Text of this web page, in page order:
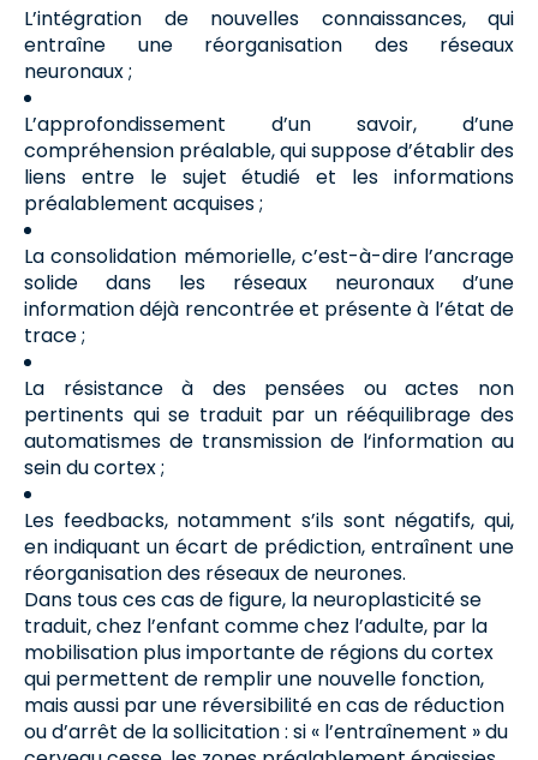
L’intégration de nouvelles connaissances, qui
entraîne une réorganisation des réseaux
neuronaux ;
L’approfondissement d’un savoir, d’une
compréhension préalable, qui suppose d’établir des
liens entre le sujet étudié et les informations
préalablement acquises ;
La consolidation mémorielle, c’est-à-dire l’ancrage
solide dans les réseaux neuronaux d’une
information déjà rencontrée et présente à l’état de
trace ;
La résistance à des pensées ou actes non
pertinents qui se traduit par un rééquilibrage des
automatismes de transmission de l‘information au
sein du cortex ;
Les feedbacks, notamment s’ils sont négatifs, qui,
en indiquant un écart de prédiction, entraînent une
réorganisation des réseaux de neurones.
Dans tous ces cas de figure, la neuroplasticité se
traduit, chez l’enfant comme chez l’adulte, par la
mobilisation plus importante de régions du cortex
qui permettent de remplir une nouvelle fonction,
mais aussi par une réversibilité en cas de réduction
ou d’arrêt de la sollicitation : si « l’entraînement » du